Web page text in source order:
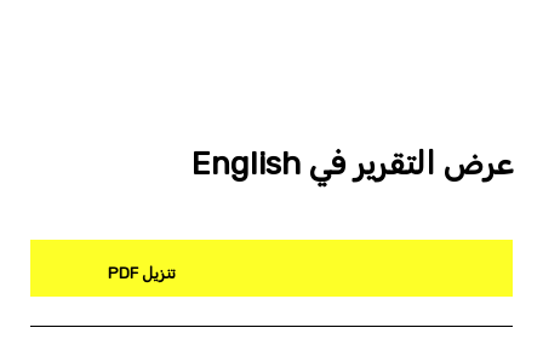
عرض التقرير في English
تنزيل PDF